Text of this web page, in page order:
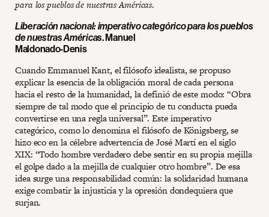
para los pueblos de nuestras Américas.
Liberación nacional: imperativo categórico para los pueblos
de nuestras Américas. Manuel
Maldonado-Denis
Cuando Emmanuel Kant, el filósofo idealista, se propuso
explicar la esencia de la obligación moral de cada persona
hacia el resto de la humanidad, la definió de este modo: “Obra
siempre de tal modo que el principio de tu conducta pueda
convertirse en una regla universal”. Este imperativo
categórico, como lo denomina el filósofo de Königsberg, se
hizo eco en la célebre advertencia de José Martí en el siglo
XIX: “Todo hombre verdadero debe sentir en su propia mejilla
el golpe dado a la mejilla de cualquier otro hombre”. De esa
idea surge una responsabilidad común: la solidaridad humana
exige combatir la injusticia y la opresión dondequiera que
surjan.